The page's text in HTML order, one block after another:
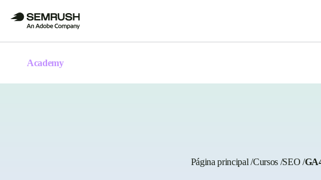
Academy
Página principal /Cursos /SEO /